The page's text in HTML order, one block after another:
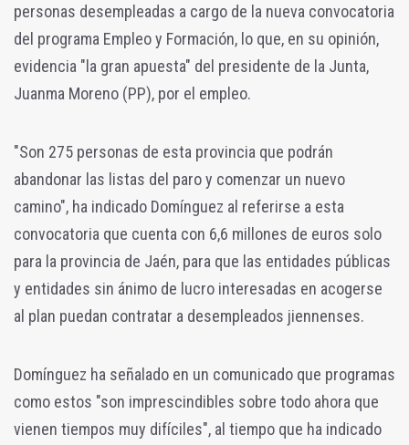
personas desempleadas a cargo de la nueva convocatoria
del programa Empleo y Formación, lo que, en su opinión,
evidencia "la gran apuesta" del presidente de la Junta,
Juanma Moreno (PP), por el empleo.
"Son 275 personas de esta provincia que podrán
abandonar las listas del paro y comenzar un nuevo
camino", ha indicado Domínguez al referirse a esta
convocatoria que cuenta con 6,6 millones de euros solo
para la provincia de Jaén, para que las entidades públicas
y entidades sin ánimo de lucro interesadas en acogerse
al plan puedan contratar a desempleados jiennenses.
Domínguez ha señalado en un comunicado que programas
como estos "son imprescindibles sobre todo ahora que
vienen tiempos muy difíciles", al tiempo que ha indicado